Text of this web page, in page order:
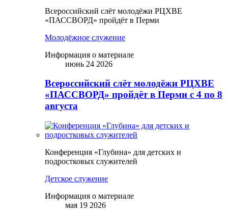
Всероссийский слёт молодёжи РЦХВЕ
«ПАССВОРД» пройдёт в Перми
Молодёжное служение
Информация о материале
июнь 24 2026
Всероссийский слёт молодёжи РЦХВЕ
«ПАССВОРД» пройдёт в Перми с 4 по 8
августа
Конференция «Глубина» для детских и
подростковых служителей
Детское служение
Информация о материале
мая 19 2026